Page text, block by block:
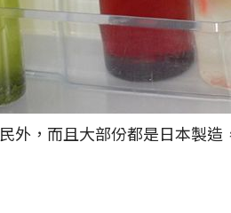
，而且大部份都是日本製造